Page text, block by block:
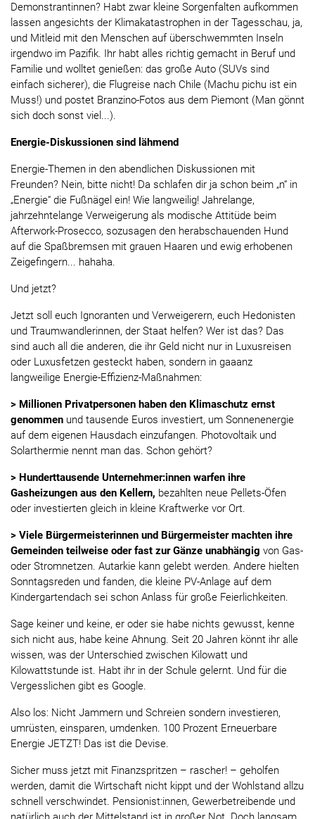
Demonstrantinnen? Habt zwar kleine Sorgenfalten aufkommen
lassen angesichts der Klimakatastrophen in der Tagesschau, ja,
und Mitleid mit den Menschen auf überschwemmten Inseln
irgendwo im Pazifik. Ihr habt alles richtig gemacht in Beruf und
Familie und wolltet genießen: das große Auto (SUVs sind
einfach sicherer), die Flugreise nach Chile (Machu pichu ist ein
Muss!) und postet Branzino-Fotos aus dem Piemont (Man gönnt
sich doch sonst viel...).
Energie-Diskussionen sind lähmend
Energie-Themen in den abendlichen Diskussionen mit
Freunden? Nein, bitte nicht! Da schlafen dir ja schon beim „n“ in
„Energie“ die Fußnägel ein! Wie langweilig! Jahrelange,
jahrzehntelange Verweigerung als modische Attitüde beim
Afterwork-Prosecco, sozusagen den herabschauenden Hund
auf die Spaßbremsen mit grauen Haaren und ewig erhobenen
Zeigefingern... hahaha.
Und jetzt?
Jetzt soll euch Ignoranten und Verweigerern, euch Hedonisten
und Traumwandlerinnen, der Staat helfen? Wer ist das? Das
sind auch all die anderen, die ihr Geld nicht nur in Luxusreisen
oder Luxusfetzen gesteckt haben, sondern in gaaanz
langweilige Energie-Effizienz-Maßnahmen:
> Millionen Privatpersonen haben den Klimaschutz ernst
genommen und tausende Euros investiert, um Sonnenenergie
auf dem eigenen Hausdach einzufangen. Photovoltaik und
Solarthermie nennt man das. Schon gehört?
> Hunderttausende Unternehmer:innen warfen ihre
Gasheizungen aus den Kellern, bezahlten neue Pellets-Öfen
oder investierten gleich in kleine Kraftwerke vor Ort.
> Viele Bürgermeisterinnen und Bürgermeister machten ihre
Gemeinden teilweise oder fast zur Gänze unabhängig von Gas-
oder Stromnetzen. Autarkie kann gelebt werden. Andere hielten
Sonntagsreden und fanden, die kleine PV-Anlage auf dem
Kindergartendach sei schon Anlass für große Feierlichkeiten.
Sage keiner und keine, er oder sie habe nichts gewusst, kenne
sich nicht aus, habe keine Ahnung. Seit 20 Jahren könnt ihr alle
wissen, was der Unterschied zwischen Kilowatt und
Kilowattstunde ist. Habt ihr in der Schule gelernt. Und für die
Vergesslichen gibt es Google.
Also los: Nicht Jammern und Schreien sondern investieren,
umrüsten, einsparen, umdenken. 100 Prozent Erneuerbare
Energie JETZT! Das ist die Devise.
Sicher muss jetzt mit Finanzspritzen – rascher! – geholfen
werden, damit die Wirtschaft nicht kippt und der Wohlstand allzu
schnell verschwindet. Pensionist:innen, Gewerbetreibende und